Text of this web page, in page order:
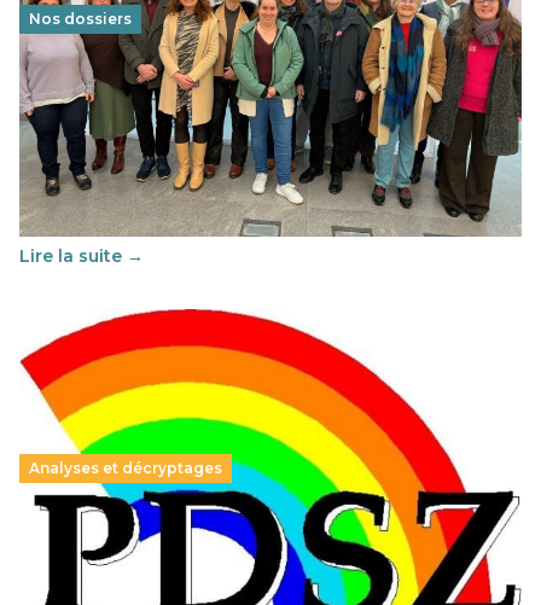
Nos dossiers
Éducation au vivre-ensemble : un échange croisé
franco-espagnol pour changer d’approche
29 juin 2026-National
Cette année, l'UNSA Éducation a mené un projet Erasmus
soutenu par l'union Européenne et centré sur l'éducation
au vivre-ensemble : quelles différences entre la France…
Lire la suite →
Analyses et décryptages
Hongrie : du changement pour les politiques
éducatives, aussi !
25 juin 2026